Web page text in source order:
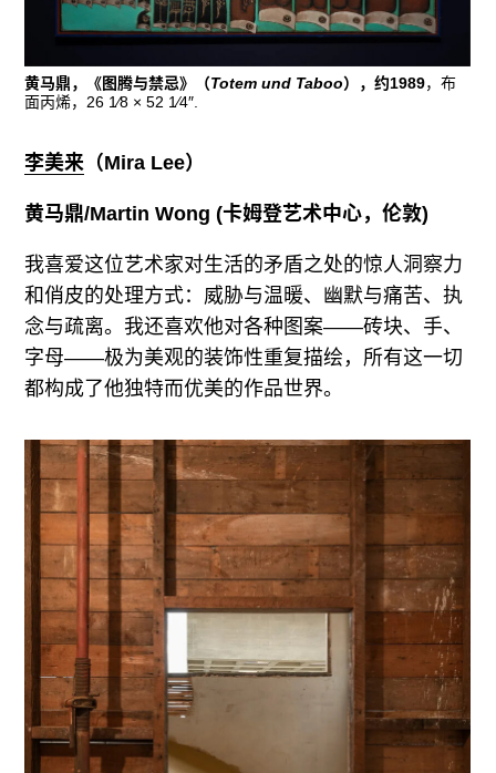
黄马鼎，《图腾与禁忌》（Totem und Taboo），约1989，布
面丙烯，26 1⁄8 × 52 1⁄4″.
李美来 （Mira Lee）
黄马鼎/Martin Wong (卡姆登艺术中心，伦敦)
我喜爱这位艺术家对生活的矛盾之处的惊人洞察力
和俏皮的处理方式：威胁与温暖、幽默与痛苦、执
念与疏离。我还喜欢他对各种图案——砖块、手、
字母——极为美观的装饰性重复描绘，所有这一切
都构成了他独特而优美的作品世界。